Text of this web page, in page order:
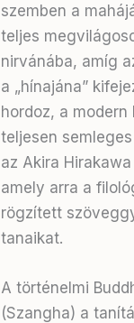
szemben a
teljes
nirvánába, amíg
a „hínajána”
hordoz, a
teljesen semleges
az Akira
amely arra a
rögzített
tanaikat.
A történelmi
(Szangha) a